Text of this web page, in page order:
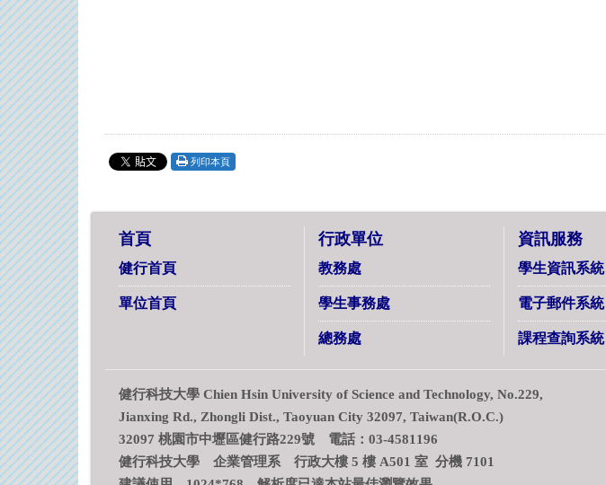
列印本頁
首頁
健行首頁
單位首頁
行政單位
教務處
學生事務處
總務處
資訊服務
學生資訊系統
電子郵件系統
課程查詢系統
健行科技大學 Chien Hsin University of Science and Technology, No.229,
Jianxing Rd., Zhongli Dist., Taoyuan City 32097, Taiwan(R.O.C.)
32097 桃園市中壢區健行路229號 電話：03-4581196
健行科技大學 企業管理系 行政大樓 5 樓 A501 室 分機 7101